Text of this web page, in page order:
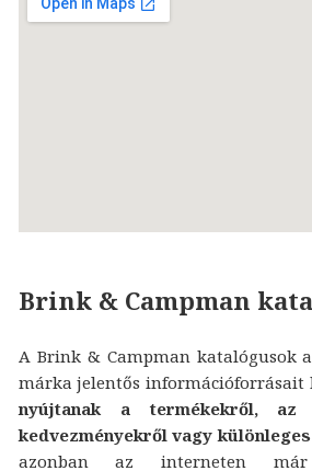
Brink & Campman
A Brink & Campman katalógusok
márka jelentős információforrásait
nyújtanak a termékekről, az
kedvezményekről vagy
azonban az interneten